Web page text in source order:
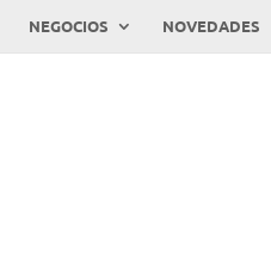
NEGOCIOS NOVEDADES